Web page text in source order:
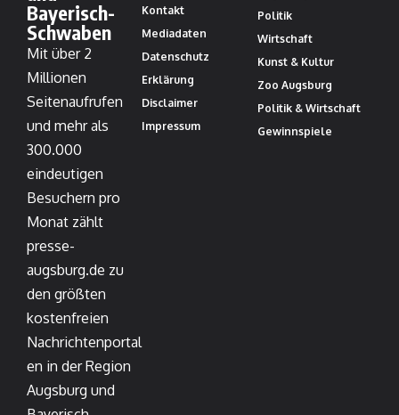
Bayerisch-
Schwaben
Mit über 2
Millionen
Seitenaufrufen
und mehr als
300.000
eindeutigen
Besuchern pro
Monat zählt
presse-
augsburg.de zu
den größten
kostenfreien
Nachrichtenportal
en in der Region
Augsburg und
Kontakt
Mediadaten
Datenschutz
Erklärung
Disclaimer
Impressum
Politik
Wirtschaft
Kunst & Kultur
Zoo Augsburg
Politik & Wirtschaft
Gewinnspiele